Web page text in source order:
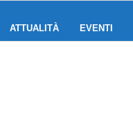
ATTUALITÀ EVENTI